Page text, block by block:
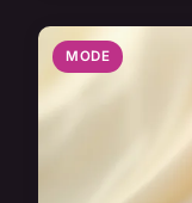
MODE